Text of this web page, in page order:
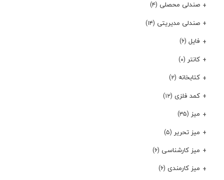
صندلی محصلی (۴)
صندلی مدیریتی (۱۴)
فایل (۶)
کانتر (۰)
کتابخانه (۲)
کمد فلزی (۱۲)
میز (۳۵)
میز تحریر (۵)
میز کارشناسی (۶)
میز کارمندی (۶)